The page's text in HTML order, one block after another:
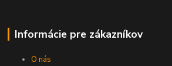
Informácie pre zákazníkov
O nás